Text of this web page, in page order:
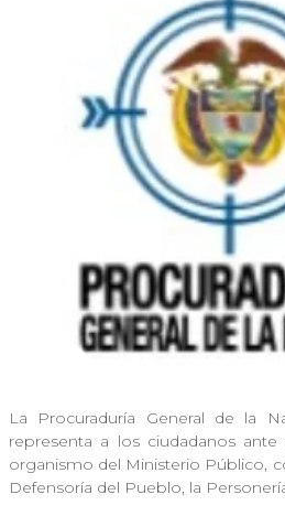
La Procuraduría General de la
representa a los ciudadanos
organismo del Ministerio Público,
Defensoría del Pueblo, la